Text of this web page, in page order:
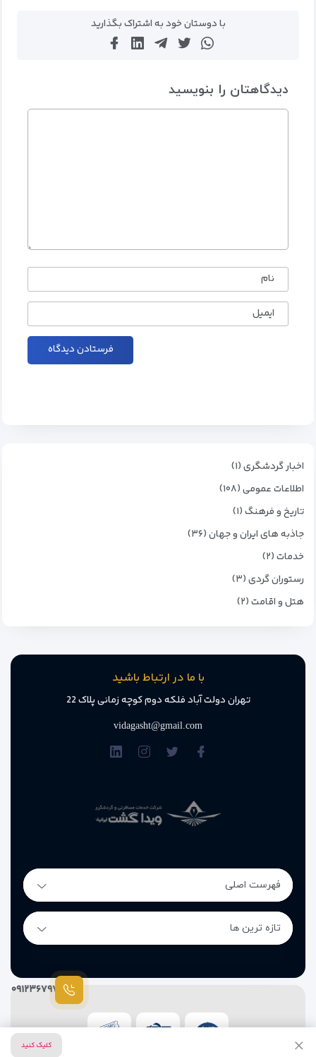
با دوستان خود به اشتراک بگذارید
دیدگاهتان را بنویسید
نام
ایمیل
اخبار گردشگری (۱)
اطلاعات عمومی (۱۰۸)
تاریخ و فرهنگ (۱)
جاذبه های ایران و جهان (۳۶)
خدمات (۲)
رستوران گردی (۳)
هتل و اقامت (۲)
کلیک کنید
با ما در ارتباط باشید
تهران دولت آباد فلکه دوم کوچه زمانی پلاک 22
vidagasht@gmail.com
فهرست اصلی
تازه ترین ها
۰۹۱۲۳۶۷۹۷۸۷